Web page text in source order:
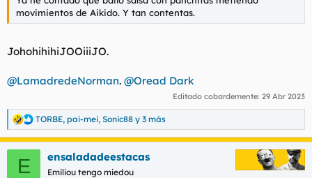
movimientos de Aikido. Y tan contentas.
JohohihihiJOOiiiJO.
@LamadredeNorman. @Oread Dark
Editado cobardemente: 29 Abr 2023
R
e
a
TORBE, pai-mei, Sonic88 y 3 más
E ensaladadeestacas
Emiliou tengo miedou